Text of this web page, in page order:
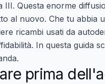
III. Questa enorme
al nuovo. Che tu abbia
ricambi usati da
In questa guida
prima